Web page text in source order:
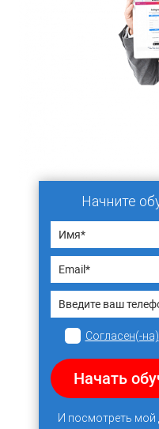
Начните
Согласен(-на)
Начать
И посмотреть мой